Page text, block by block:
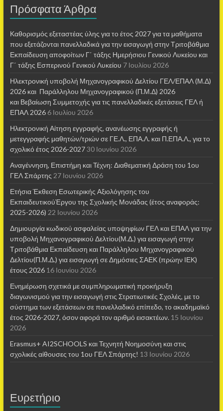
Πρόσφατα Άρθρα
Καθορισμός εξεταστέας ύλης για το έτος 2027 για τα μαθήματα
που εξετάζονται πανελλαδικά για την εισαγωγή στην Τριτοβάθμια
Εκπαίδευση αποφοίτων Γ΄ τάξης Ημερήσιου Γενικού Λυκείου και
Γ΄ τάξης Εσπερινού Γενικού Λυκείου 7 Ιουλίου 2026
Ηλεκτρονική υποβολή Μηχανογραφικού Δελτίου ΓΕΛ/ΕΠΑΛ (Μ.Δ)
2026 και Παράλληλου Μηχανογραφικού (Π.Μ.Δ) 2026
και Βεβαίωση Συμμετοχής για τις πανελλαδικές εξετάσεις ΓΕΛ ή
ΕΠΑΛ 2026 6 Ιουλίου 2026
Ηλεκτρονική Αίτηση εγγραφής, ανανέωσης εγγραφής ή
μετεγγραφής μαθητών/τριών σε ΓΕ.Λ., ΕΠΑ.Λ. και Π.ΕΠΑ.Λ., για το
σχολικό έτος 2026-202730 Ιουνίου 2026
Αναγέννηση, Επιστήμη και Τέχνη: Διαθεματική Δράση του 1ου
ΓΕΛ Σπάρτης 27 Ιουνίου 2026
Ετήσια Έκθεση Εσωτερικής Αξιολόγησης του
ΕκπαιδευτικούΈργου της Σχολικής Μονάδας (έτος αναφοράς:
2025-2026) 22 Ιουνίου 2026
Δημιουργία κωδικού ασφαλείας υποψηφίων ΓΕΛ και ΕΠΑΛ για την
υποβολή Μηχανογραφικού Δελτίου(Μ.Δ.) για εισαγωγή στην
Τριτοβάθμια Εκπαίδευση και Παράλληλου Μηχανογραφικού
Δελτίου(Π.Μ.Δ.) για εισαγωγή σε Δημόσιες ΣΑΕΚ (πρώην ΙΕΚ)
έτους 2026 16 Ιουνίου 2026
Ενημέρωση σχετικά με συμπληρωματική προκήρυξη
διαγωνισμού για την εισαγωγή στις Στρατιωτικές Σχολές, με το
σύστημα των εξετάσεων σε πανελλαδικό επίπεδο, το ακαδημαϊκό
έτος 2026-2027, όσον αφορά τον αριθμό εισακτέων. 15 Ιουνίου
2026
Erasmus+ AI2SCHOOLS και Τεχνητή Νοημοσύνη και στις
σχολικές αίθουσες τoυ 1ου ΓΕΛ Σπάρτης! 13 Ιουνίου 2026
Ευρετήριο